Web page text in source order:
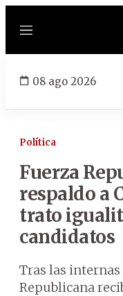
Menú
08 ago 2026
Política
Fuerza
respaldo a
trato
candidatos
Tras las
Republicana